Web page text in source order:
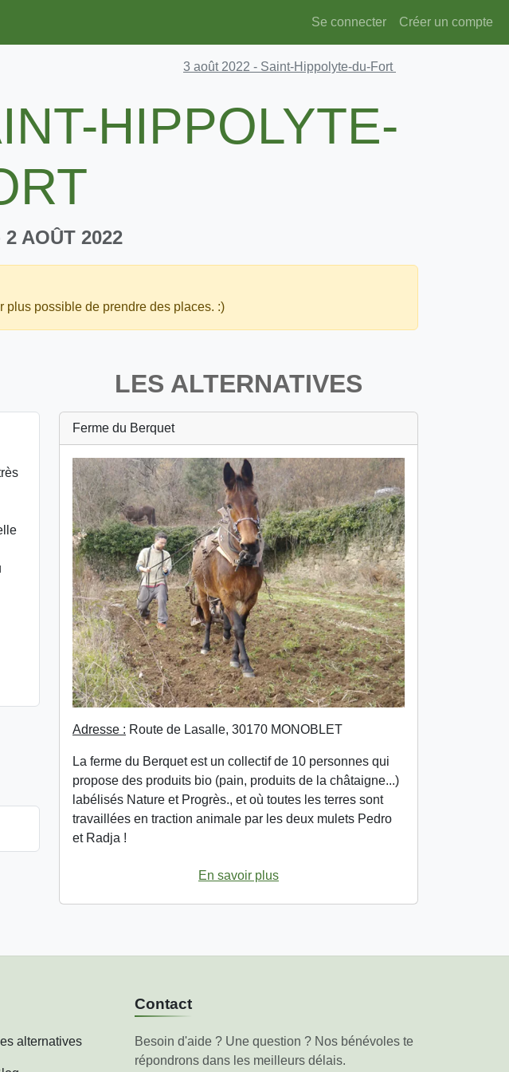
Se connecter Créer un compte
3 août 2022 - Saint-Hippolyte-du-Fort
HIPPOLYTE-
AOÛT 2022
plus possible de prendre des places. :)
LES ALTERNATIVES
Ferme du Berquet
Adresse : Route de Lasalle, 30170 MONOBLET
La ferme du Berquet est un collectif de 10 personnes qui
propose des produits bio (pain, produits de la châtaigne...)
labélisés Nature et Progrès., et où toutes les terres sont
travaillées en traction animale par les deux mulets Pedro
et Radja !
En savoir plus
alternatives
Contact
Besoin d'aide ? Une question ? Nos bénévoles te
répondrons dans les meilleurs délais.